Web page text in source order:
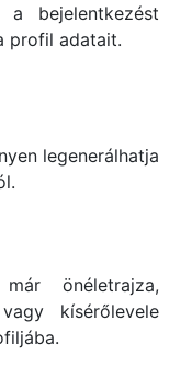
bejelentkezést
profil adatait.
legenerálhatja
önéletrajza,
kísérőlevele